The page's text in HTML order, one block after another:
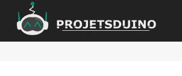
contenu